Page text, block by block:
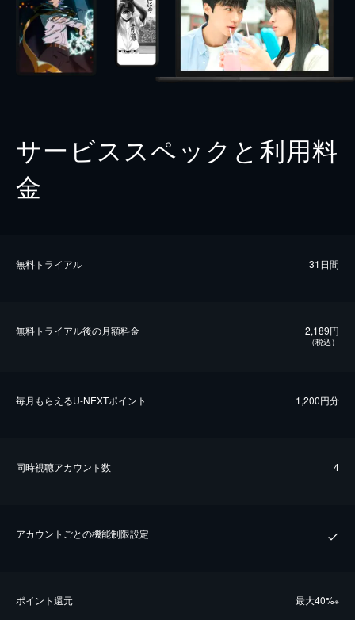
サービススペックと利用料
金
無料トライアル 31日間
無料トライアル後の⽉額料金 2,189円
（税込）
毎⽉もらえるU-NEXTポイント 1,200円分
同時視聴アカウント数 4
アカウントごとの機能制限設定
ポイント還元 最⼤40%※